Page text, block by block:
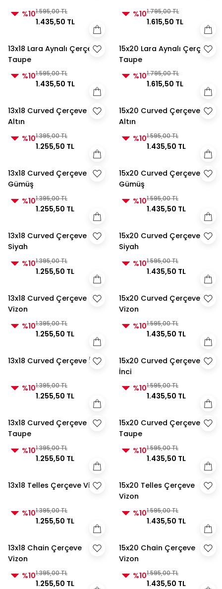
%101.595,00 TL
1.435,50 TL
%101.795,00 TL
1.615,50 TL
13x18 Lara Aynalı Çerçeve
Taupe
%101.595,00 TL
1.435,50 TL
15x20 Lara Aynalı Çerçeve
Taupe
%101.795,00 TL
1.615,50 TL
13x18 Curved Çerçeve
Altın
%101.395,00 TL
1.255,50 TL
15x20 Curved Çerçeve
Altın
%101.595,00 TL
1.435,50 TL
13x18 Curved Çerçeve
Gümüş
%101.395,00 TL
1.255,50 TL
15x20 Curved Çerçeve
Gümüş
%101.595,00 TL
1.435,50 TL
13x18 Curved Çerçeve
Siyah
%101.395,00 TL
1.255,50 TL
15x20 Curved Çerçeve
Siyah
%101.595,00 TL
1.435,50 TL
13x18 Curved Çerçeve
Vizon
%101.395,00 TL
1.255,50 TL
15x20 Curved Çerçeve
Vizon
%101.595,00 TL
1.435,50 TL
13x18 Curved Çerçeve İnci
%101.395,00 TL
1.255,50 TL
15x20 Curved Çerçeve
İnci
%101.595,00 TL
1.435,50 TL
13x18 Curved Çerçeve
Taupe
%101.395,00 TL
1.255,50 TL
15x20 Curved Çerçeve
Taupe
%101.595,00 TL
1.435,50 TL
13x18 Telles Çerçeve Vizon
%101.395,00 TL
1.255,50 TL
15x20 Telles Çerçeve
Vizon
%101.595,00 TL
1.435,50 TL
13x18 Chain Çerçeve
Vizon
%101.395,00 TL
1.255,50 TL
15x20 Chain Çerçeve
Vizon
%101.595,00 TL
1.435,50 TL